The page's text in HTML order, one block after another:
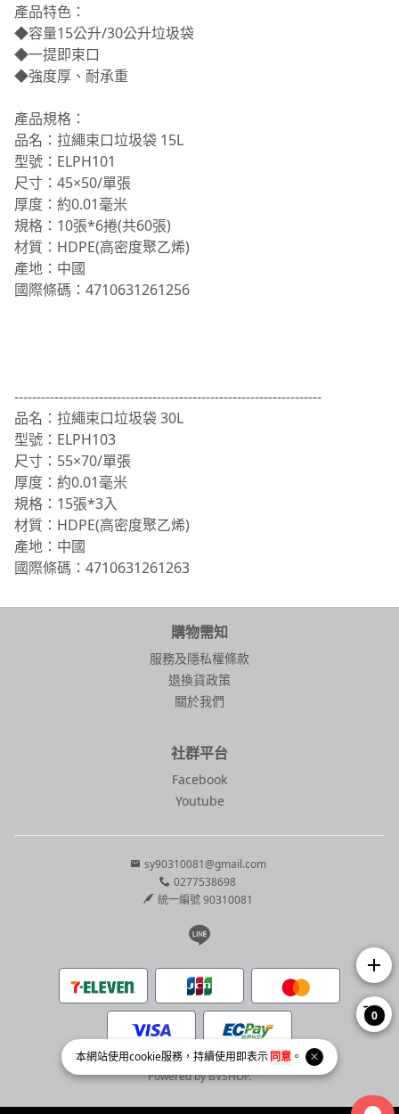
本網站使用cookie服務，持續使用即表示 同意 。
產品特色：
◆容量15公升/30公升垃圾袋
◆一提即束口
◆強度厚、耐承重
產品規格：
品名：拉繩束口垃圾袋 15L
型號：ELPH101
尺寸：45×50/單張
厚度：約0.01毫米
規格：10張*6捲(共60張)
材質：HDPE(高密度聚乙烯)
產地：中國
國際條碼：4710631261256
---------------------------------------------------------------------
品名：拉繩束口垃圾袋 30L
型號：ELPH103
尺寸：55×70/單張
厚度：約0.01毫米
規格：15張*3入
材質：HDPE(高密度聚乙烯)
產地：中國
國際條碼：4710631261263
購物需知
服務及隱私權條款
退換貨政策
關於我們
社群平台
Facebook
Youtube
sy90310081@gmail.com
0277538698
統一編號 90310081
Line page
Copyright © 2026 懶骨頭居家選物 All Rights Reserved.
Powered byBVSHOP.
add
0